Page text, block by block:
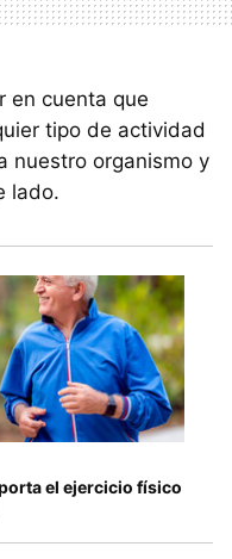
en cuenta que
tipo de actividad
nuestro organismo y
lado.
el ejercicio físico